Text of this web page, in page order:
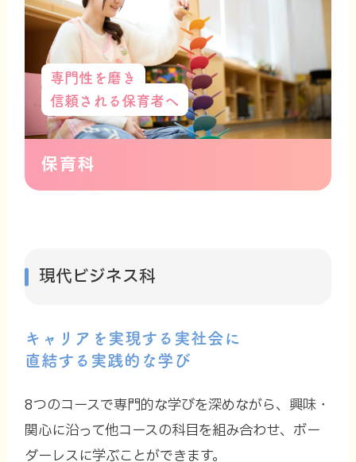
専門性を磨き
信頼される保育者へ
保育科
現代ビジネス科
キャリアを実現する実社会に
直結する実践的な学び
8つのコースで専門的な学びを深めながら、 興味・
関心に沿って他コースの科目を組み合わせ、 ボー
ダーレスに学ぶことができます。